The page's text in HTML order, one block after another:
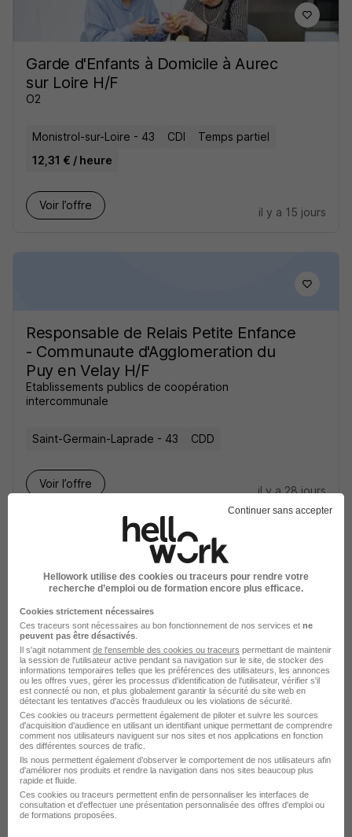
Garde d'Enfants à Domicile à Aurec
sur Loire H/F
O2
Monistrol-sur-Loire - 43 CDI
Temps partiel
12,31 € / heure
Voir l’offre
il y a 15 jours
Responsable de Relais Petite Enfance
- Communaute d'Agglomeration du
Puy en Velay H/F
Etablissements publics de coopération
intercommunale
Saint-Germain-Laprade - 43 CDD
Voir l’offre
il y a 28 jours
Aide à Domicile H/F
Amaelles Haute Loire
Brives-Charensac - 43 CDI 12,31 - 13 € / heure
Voir l’offre
il y a 8 jours
Continuer sans accepter
Hellowork utilise des cookies ou traceurs pour rendre votre
recherche d’emploi ou de formation encore plus efficace.
Cookies strictement nécessaires
Ces traceurs sont nécessaires au bon fonctionnement de nos services et ne
peuvent pas être désactivés
Il s'agit notamment de l'ensemble des cookies ou traceurs permettant de maintenir
la session de l'utilisateur active pendant sa navigation sur le site, de stocker des
informations temporaires telles que les préférences des utilisateurs, les annonces
ou les offres vues, gérer les processus d'identification de l'utilisateur, vérifier s'il
est connecté ou non, et plus globalement garantir la sécurité du site web en
détectant les tentatives d'accès frauduleux ou les violations de sécurité.
Ces cookies ou traceurs permettent également de piloter et suivre les sources
d'acquisition d'audience en utilisant un identifiant unique permettant de comprendre
comment nos utilisateurs naviguent sur nos sites et nos applications en fonction
des différentes sources de trafic.
Ils nous permettent également d’observer le comportement de nos utilisateurs afin
d'améliorer nos produits et rendre la navigation dans nos sites beaucoup plus
rapide et fluide.
Ces cookies ou traceurs permettent enfin de personnaliser les interfaces de
consultation et d'effectuer une présentation personnalisée des offres d'emploi ou
de formations proposées.